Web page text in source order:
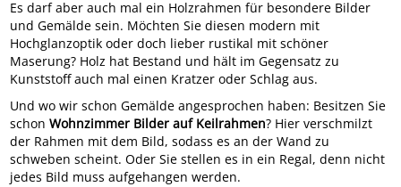
Es darf aber auch mal ein Holzrahmen für besondere Bilder
und Gemälde sein. Möchten Sie diesen modern mit
Hochglanzoptik oder doch lieber rustikal mit schöner
Maserung? Holz hat Bestand und hält im Gegensatz zu
Kunststoff auch mal einen Kratzer oder Schlag aus.
Und wo wir schon Gemälde angesprochen haben: Besitzen Sie
schon Wohnzimmer Bilder auf Keilrahmen? Hier verschmilzt
der Rahmen mit dem Bild, sodass es an der Wand zu
schweben scheint. Oder Sie stellen es in ein Regal, denn nicht
jedes Bild muss aufgehangen werden.